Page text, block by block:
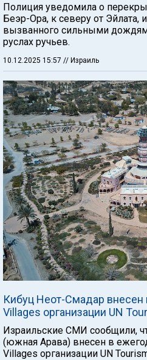
Полиция уведомила о
Беэр-Ора, к северу от Эйлата,
вызванного сильными
руслах ручьев.
10.12.2025 15:57 // Израиль
Кибуц Неот-Смадар внесен
Villages организации UN
Израильские СМИ сообщили,
(южная Арава) внесен в
Villages организации UN